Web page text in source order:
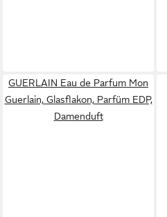
GUERLAIN Eau de Parfum Mon
Guerlain, Glasflakon, Parfüm EDP,
Damenduft